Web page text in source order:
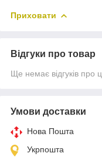
Приховати
Відгуки про товар
Ще немає відгуків про
Умови доставки
Нова Пошта
Укрпошта